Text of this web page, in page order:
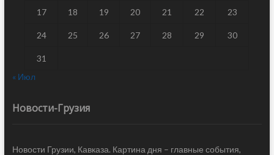
17 18 19 20 21 22 23
24 25 26 27 28 29 30
31
« Июл
Новости-Грузия
Новости Грузии, Кавказа. Картина дня – главные события,